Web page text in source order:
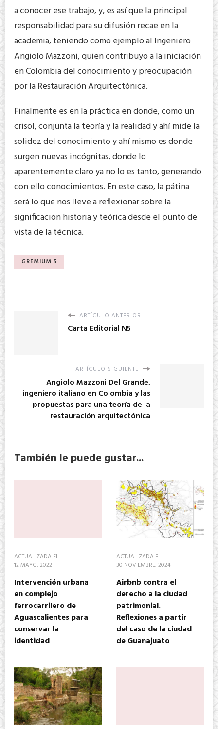
a conocer ese trabajo, y, es así que la principal
responsabilidad para su difusión recae en la
academia, teniendo como ejemplo al Ingeniero
Angiolo Mazzoni, quien contribuyo a la iniciación
en Colombia del conocimiento y preocupación
por la Restauración Arquitectónica.
Finalmente es en la práctica en donde, como un
crisol, conjunta la teoría y la realidad y ahí mide la
solidez del conocimiento y ahí mismo es donde
surgen nuevas incógnitas, donde lo
aparentemente claro ya no lo es tanto, generando
con ello conocimientos. En este caso, la pátina
será lo que nos lleve a reflexionar sobre la
significación historia y teórica desde el punto de
vista de la técnica.
GREMIUM 5
ARTÍCULO ANTERIOR
Carta Editorial N5
ARTÍCULO SIGUIENTE
Angiolo Mazzoni Del Grande,
ingeniero italiano en Colombia y las
propuestas para una teoría de la
restauración arquitectónica
También le puede gustar...
ACTUALIZADA EL
12 MAYO, 2022
Intervención urbana
en complejo
ferrocarrilero de
Aguascalientes para
conservar la
identidad
ACTUALIZADA EL
30 NOVIEMBRE, 2024
Airbnb contra el
derecho a la ciudad
patrimonial.
Reflexiones a partir
del caso de la ciudad
de Guanajuato